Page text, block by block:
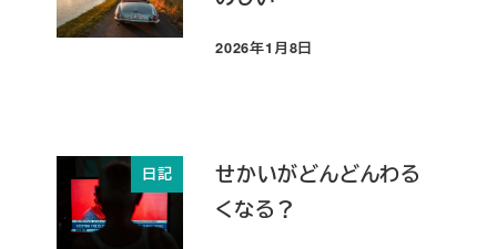
投稿日
2026年1月8日
日記
せかいがどんどんわる
くなる？